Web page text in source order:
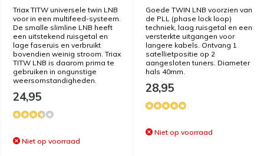
Triax TITW universele twin LNB
voor in een multifeed-systeem.
De smalle slimline LNB heeft
een uitstekend ruisgetal en
lage faseruis en verbruikt
bovendien weinig stroom. Triax
TITW LNB is daarom prima te
gebruiken in ongunstige
weersomstandigheden.
24,95
Niet op voorraad
Goede TWIN LNB voorzien van
de PLL (phase lock loop)
techniek, laag ruisgetal en een
versterkte uitgangen voor
langere kabels. Ontvang 1
satellietpositie op 2
aangesloten tuners. Diameter
hals 40mm.
28,95
Niet op voorraad